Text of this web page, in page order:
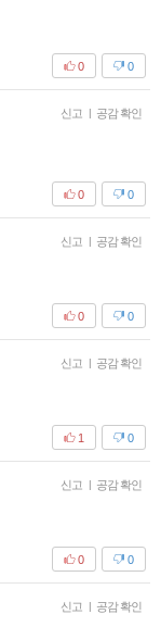
0
0
신고 | 공감 확인
0
0
신고 | 공감 확인
0
0
신고 | 공감 확인
0
1
신고 | 공감 확인
0
0
신고 | 공감 확인